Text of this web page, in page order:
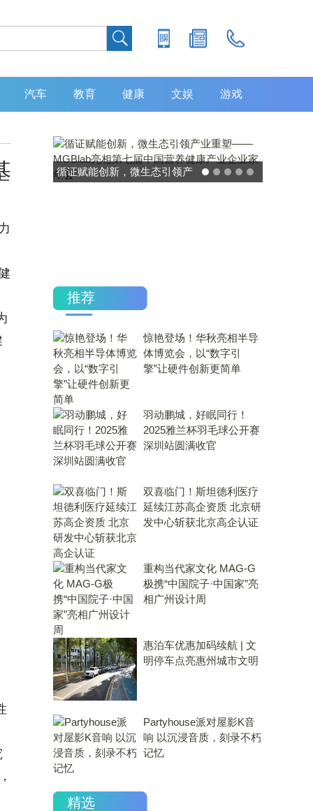
汽车 教育 健康 文娱 游戏
灵敏度超 80% 特异性 99%！
推荐
惊艳登场！华秋亮相半导
体博览会，以“数字引
擎”让硬件创新更简单
羽动鹏城，好眠同行！
2025雅兰杯羽毛球公开赛
深圳站圆满收官
双喜临门！斯坦德利医疗
延续江苏高企资质 北京研
发中心斩获北京高企认证
重构当代家文化 MAG-G
极携“中国院子·中国家”亮
相广州设计周
惠泊车优惠加码续航 | 文
明停车点亮惠州城市文明
Partyhouse派对屋影K音
响 以沉浸音质，刻录不朽
记忆
精选